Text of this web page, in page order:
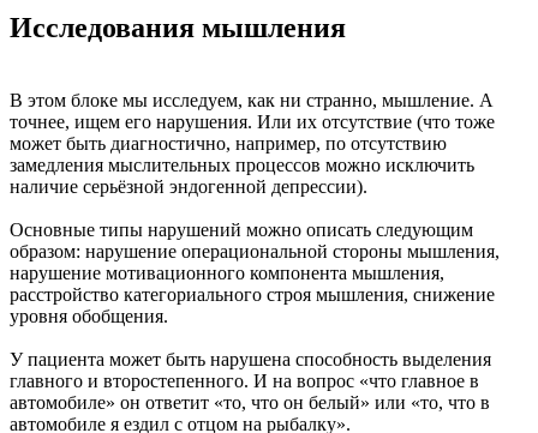
Исследования мышления
В этом блоке мы исследуем, как ни странно, мышление. А
точнее, ищем его нарушения. Или их отсутствие (что тоже
может быть диагностично, например, по отсутствию
замедления мыслительных процессов можно исключить
наличие серьёзной эндогенной депрессии).
Основные типы нарушений можно описать следующим
образом: нарушение операциональной стороны мышления,
нарушение мотивационного компонента мышления,
расстройство категориального строя мышления, снижение
уровня обобщения.
У пациента может быть нарушена способность выделения
главного и второстепенного. И на вопрос «что главное в
автомобиле» он ответит «то, что он белый» или «то, что в
автомобиле я ездил с отцом на рыбалку».